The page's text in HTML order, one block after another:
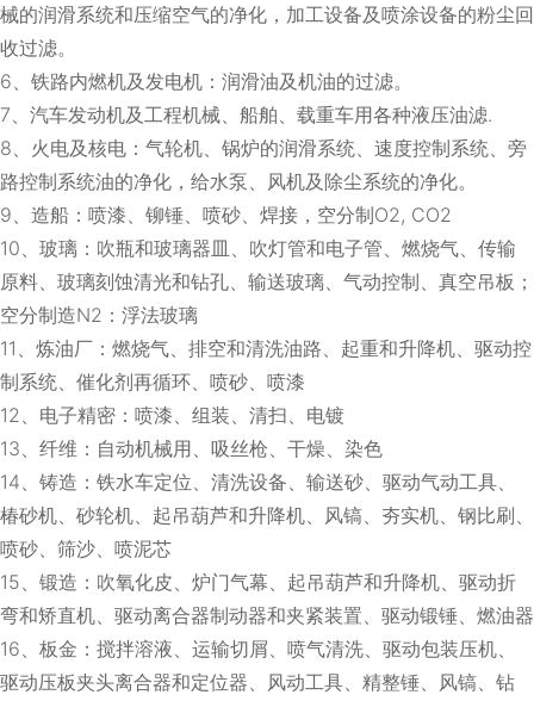
械的润滑系统和压缩空气的净化，加工设备及喷涂设备的粉尘回
收过滤。
6、铁路内燃机及发电机：润滑油及机油的过滤。
7、汽车发动机及工程机械、船舶、载重车用各种液压油滤.
8、火电及核电：气轮机、锅炉的润滑系统、速度控制系统、旁
路控制系统油的净化，给水泵、风机及除尘系统的净化。
9、造船：喷漆、铆锤、喷砂、焊接，空分制O2, CO2
10、玻璃：吹瓶和玻璃器皿、吹灯管和电子管、燃烧气、传输
原料、玻璃刻蚀清光和钻孔、输送玻璃、气动控制、真空吊板；
空分制造N2：浮法玻璃
11、炼油厂：燃烧气、排空和清洗油路、起重和升降机、驱动控
制系统、催化剂再循环、喷砂、喷漆
12、电子精密：喷漆、组装、清扫、电镀
13、纤维：自动机械用、吸丝枪、干燥、染色
14、铸造：铁水车定位、清洗设备、输送砂、驱动气动工具、
椿砂机、砂轮机、起吊葫芦和升降机、风镐、夯实机、钢比刷、
喷砂、筛沙、喷泥芯
15、锻造：吹氧化皮、炉门气幕、起吊葫芦和升降机、驱动折
弯和矫直机、驱动离合器制动器和夹紧装置、驱动锻锤、燃油器
16、板金：搅拌溶液、运输切屑、喷气清洗、驱动包装压机、
驱动压板夹头离合器和定位器、风动工具、精整锤、风镐、钻